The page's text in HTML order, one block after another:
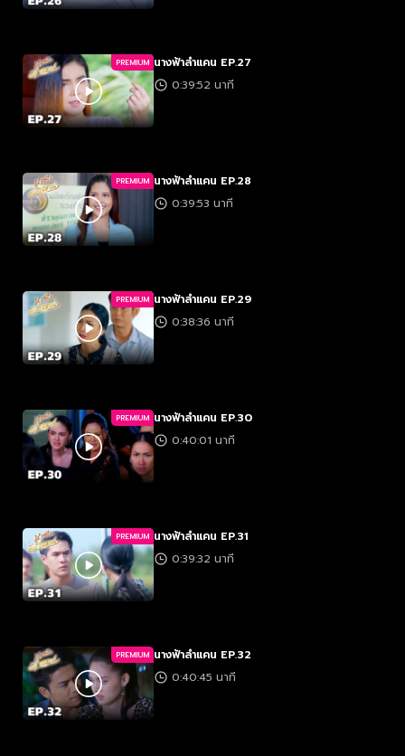
PREMIUM นางฟ้าลำแคน EP.27
0:39:52 นาที
PREMIUM นางฟ้าลำแคน EP.28
0:39:53 นาที
PREMIUM นางฟ้าลำแคน EP.29
0:38:36 นาที
PREMIUM นางฟ้าลำแคน EP.30
0:40:01 นาที
PREMIUM นางฟ้าลำแคน EP.31
0:39:32 นาที
PREMIUM นางฟ้าลำแคน EP.32
0:40:45 นาที